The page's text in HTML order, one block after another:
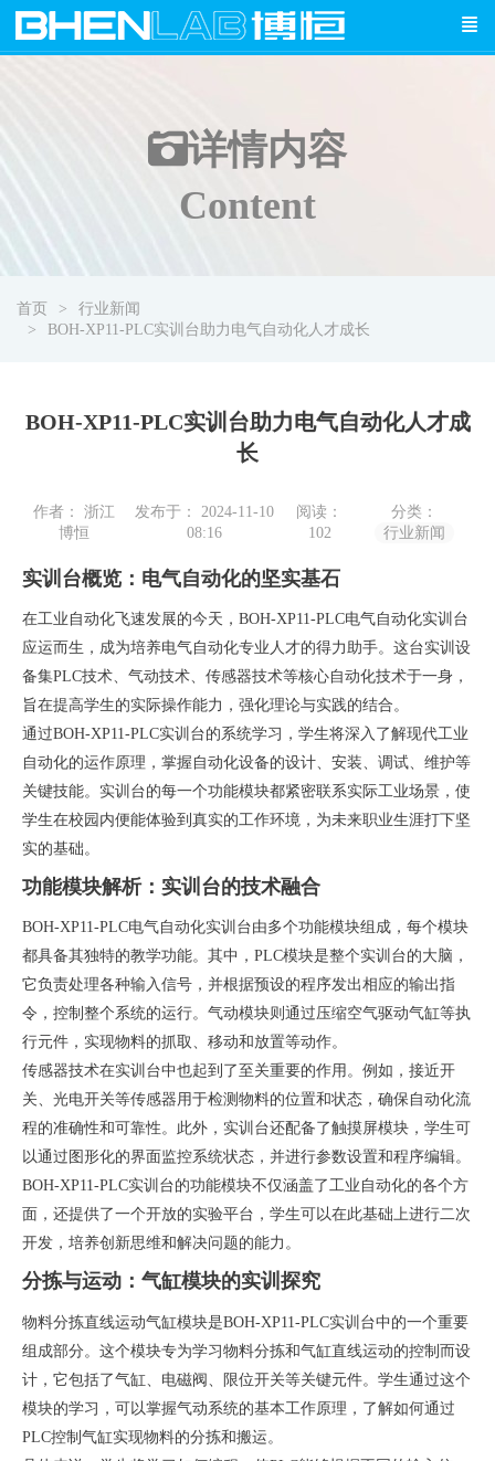
详情内容
Content
首页
行业新闻
BOH-XP11-PLC实训台助力电气自动化人才成长
BOH-XP11-PLC实训台助力电气自动化人才成
长
作者： 浙江
博恒
发布于： 2024-11-10
08:16
阅读：
102
分类：
行业新闻
实训台概览：电气自动化的坚实基石
在工业自动化飞速发展的今天，BOH-XP11-PLC电气自动化实训台
应运而生，成为培养电气自动化专业人才的得力助手。这台实训设
备集PLC技术、气动技术、传感器技术等核心自动化技术于一身，
旨在提高学生的实际操作能力，强化理论与实践的结合。
通过BOH-XP11-PLC实训台的系统学习，学生将深入了解现代工业
自动化的运作原理，掌握自动化设备的设计、安装、调试、维护等
关键技能。实训台的每一个功能模块都紧密联系实际工业场景，使
学生在校园内便能体验到真实的工作环境，为未来职业生涯打下坚
实的基础。
功能模块解析：实训台的技术融合
BOH-XP11-PLC电气自动化实训台由多个功能模块组成，每个模块
都具备其独特的教学功能。其中，PLC模块是整个实训台的大脑，
它负责处理各种输入信号，并根据预设的程序发出相应的输出指
令，控制整个系统的运行。气动模块则通过压缩空气驱动气缸等执
行元件，实现物料的抓取、移动和放置等动作。
传感器技术在实训台中也起到了至关重要的作用。例如，接近开
关、光电开关等传感器用于检测物料的位置和状态，确保自动化流
程的准确性和可靠性。此外，实训台还配备了触摸屏模块，学生可
以通过图形化的界面监控系统状态，并进行参数设置和程序编辑。
BOH-XP11-PLC实训台的功能模块不仅涵盖了工业自动化的各个方
面，还提供了一个开放的实验平台，学生可以在此基础上进行二次
开发，培养创新思维和解决问题的能力。
分拣与运动：气缸模块的实训探究
物料分拣直线运动气缸模块是BOH-XP11-PLC实训台中的一个重要
组成部分。这个模块专为学习物料分拣和气缸直线运动的控制而设
计，它包括了气缸、电磁阀、限位开关等关键元件。学生通过这个
模块的学习，可以掌握气动系统的基本工作原理，了解如何通过
PLC控制气缸实现物料的分拣和搬运。